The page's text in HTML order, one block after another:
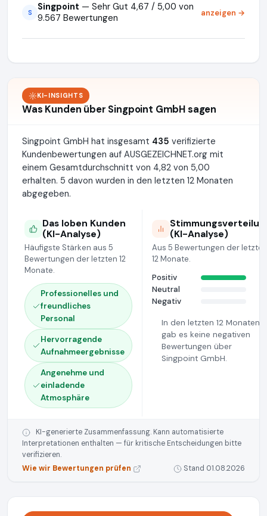
S Singpoint — Sehr Gut 4,67 / 5,00 von
9.567 Bewertungen
anzeigen →
KI-INSIGHTS
Was Kunden über Singpoint GmbH sagen
Singpoint GmbH hat insgesamt 435 verifizierte
Kundenbewertungen auf AUSGEZEICHNET.org mit
einem Gesamtdurchschnitt von 4,82 von 5,00
erhalten. 5 davon wurden in den letzten 12 Monaten
abgegeben.
Das loben Kunden
(KI-Analyse)
Häufigste Stärken aus 5
Bewertungen der letzten 12
Monate.
Professionelles und
freundliches
Personal
Hervorragende
Aufnahmeergebnisse
Angenehme und
einladende
Atmosphäre
(KI-Analyse)
Aus 5 Bewertungen der letzten
12 Monate.
Positiv
Neutral
Negativ
In den letzten 12 Monaten
gab es keine negativen
Bewertungen über
Singpoint GmbH.
KI-generierte Zusammenfassung. Kann automatisierte
Interpretationen enthalten — für kritische Entscheidungen bitte
verifizieren.
Wie wir Bewertungen prüfen
Stand 01.08.2026